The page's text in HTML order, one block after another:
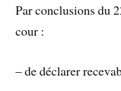
Par conclusions du
cour :
– de déclarer